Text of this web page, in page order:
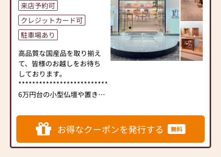
来店予約可
クレジットカード可
駐車場あり
高品質な国産品を取り揃え
て、皆様のお越しをお待ち
しております。
*****************************************************
6万円台の小型仏壇や置き場
ど、現代仏壇200種類の豊富
なラインナップからお選び
いただけます。
「こんな風にしたい」とい
お得なクーポンを発行する 無料